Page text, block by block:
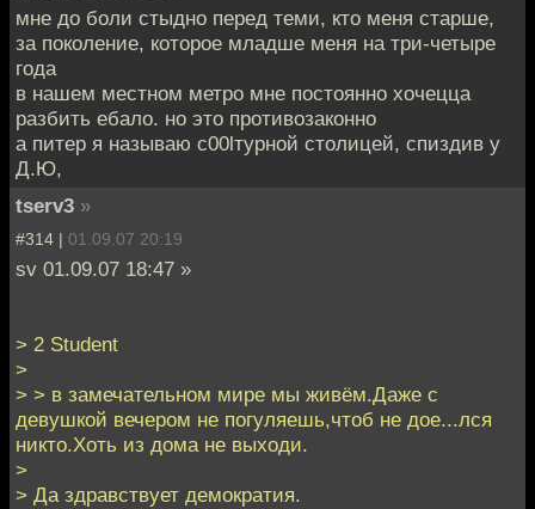
мне до боли стыдно перед теми, кто меня старше,
за поколение, которое младше меня на три-четыре
года
в нашем местном метро мне постоянно хочецца
разбить ебало. но это противозаконно
а питер я называю c00lтурной столицей, спиздив у
Д.Ю,
tserv3 »
#314 | 01.09.07 20:19
sv 01.09.07 18:47 »
> 2 Student
>
> > в замечательном мире мы живём.Даже с
девушкой вечером не погуляешь,чтоб не дое...лся
никто.Хоть из дома не выходи.
>
> Да здравствует демократия.